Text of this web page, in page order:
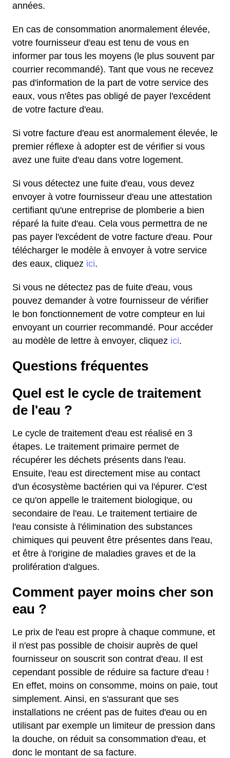
années.
En cas de consommation anormalement élevée,
votre fournisseur d'eau est tenu de vous en
informer par tous les moyens (le plus souvent par
courrier recommandé). Tant que vous ne recevez
pas d'information de la part de votre service des
eaux, vous n'êtes pas obligé de payer l'excédent
de votre facture d'eau.
Si votre facture d'eau est anormalement élevée, le
premier réflexe à adopter est de vérifier si vous
avez une fuite d'eau dans votre logement.
Si vous détectez une fuite d'eau, vous devez
envoyer à votre fournisseur d'eau une attestation
certifiant qu'une entreprise de plomberie a bien
réparé la fuite d'eau. Cela vous permettra de ne
pas payer l'excédent de votre facture d'eau. Pour
télécharger le modèle à envoyer à votre service
des eaux, cliquez ici.
Si vous ne détectez pas de fuite d'eau, vous
pouvez demander à votre fournisseur de vérifier
le bon fonctionnement de votre compteur en lui
envoyant un courrier recommandé. Pour accéder
au modèle de lettre à envoyer, cliquez ici.
Questions fréquentes
Quel est le cycle de traitement
de l'eau ?
Le cycle de traitement d'eau est réalisé en 3
étapes. Le traitement primaire permet de
récupérer les déchets présents dans l'eau.
Ensuite, l'eau est directement mise au contact
d'un écosystème bactérien qui va l'épurer. C'est
ce qu'on appelle le traitement biologique, ou
secondaire de l'eau. Le traitement tertiaire de
l'eau consiste à l'élimination des substances
chimiques qui peuvent être présentes dans l'eau,
et être à l'origine de maladies graves et de la
prolifération d'algues.
Comment payer moins cher son
eau ?
Le prix de l'eau est propre à chaque commune, et
il n'est pas possible de choisir auprès de quel
fournisseur on souscrit son contrat d'eau. Il est
cependant possible de réduire sa facture d'eau !
En effet, moins on consomme, moins on paie, tout
simplement. Ainsi, en s'assurant que ses
installations ne créent pas de fuites d'eau ou en
utilisant par exemple un limiteur de pression dans
la douche, on réduit sa consommation d'eau, et
donc le montant de sa facture.